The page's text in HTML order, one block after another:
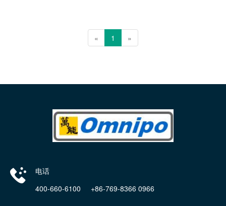
« 1 »
电话
400-660-6100 +86-769-8366 0966